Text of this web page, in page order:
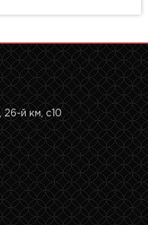
й км, с10